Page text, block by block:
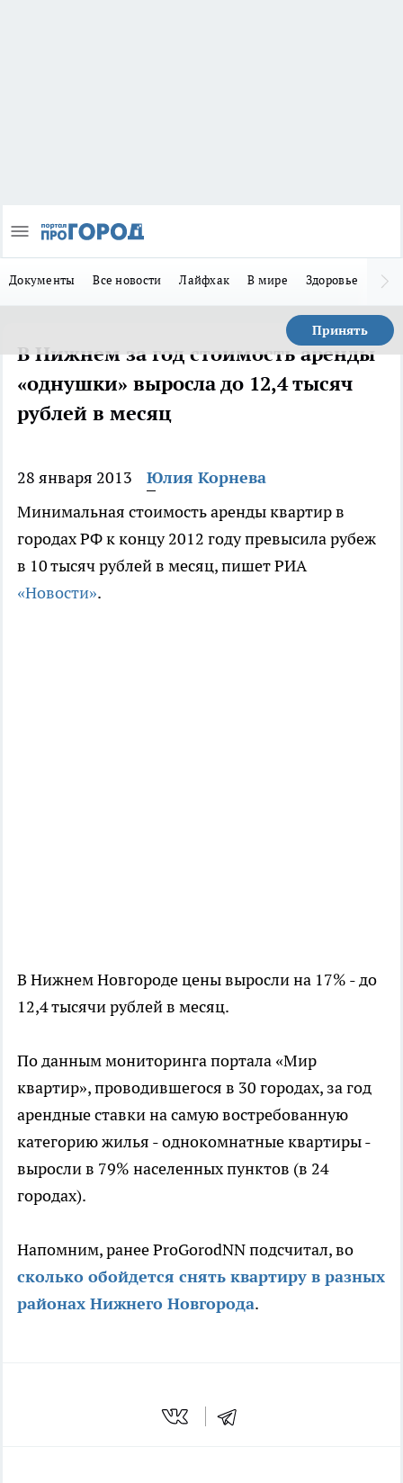
Документы Все новости Лайфхак В мире Здоровье
Принять
В Нижнем за год стоимость аренды
«однушки» выросла до 12,4 тысяч
рублей в месяц
28 января 2013
Юлия Корнева
Минимальная стоимость аренды квартир в
городах РФ к концу 2012 году превысила рубеж
в 10 тысяч рублей в месяц, пишет РИА
«Новости».
В Нижнем Новгороде цены выросли на 17% - до
12,4 тысячи рублей в месяц.
По данным мониторинга портала «Мир
квартир», проводившегося в 30 городах, за год
арендные ставки на самую востребованную
категорию жилья - однокомнатные квартиры -
выросли в 79% населенных пунктов (в 24
городах).
Напомним, ранее ProGorodNN подсчитал, во
сколько обойдется снять квартиру в разных
районах Нижнего Новгорода.